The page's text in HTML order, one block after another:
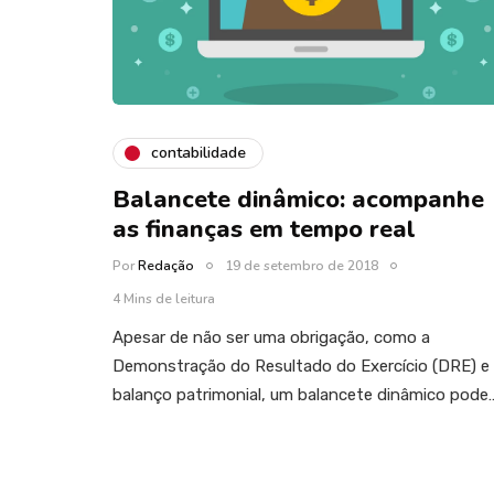
contabilidade
Balancete dinâmico: acompanhe
as finanças em tempo real
PorRedação
19 de setembro de 2018
4 Mins de leitura
Apesar de não ser uma obrigação, como a
Demonstração do Resultado do Exercício (DRE) e
balanço patrimonial, um balancete dinâmico